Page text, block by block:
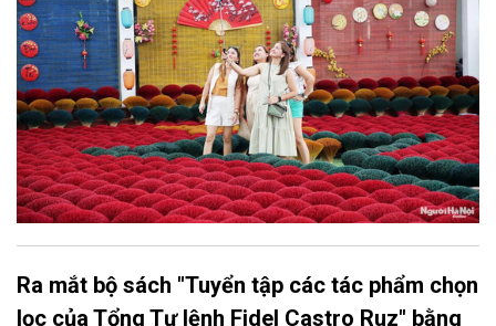
Ra mắt bộ sách "Tuyển tập các tác phẩm chọn
lọc của Tổng Tư lệnh Fidel Castro Ruz" bằng